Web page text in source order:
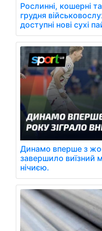
Рослинні, кошерні
грудня
доступні нові сухі
Динамо вперше з
завершило виїзний
нічиєю.